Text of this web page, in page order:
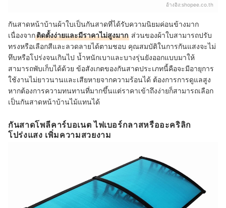
อ้างอิง:shopee.co.th
กันสาดหน้าบ้านผ้าใบเป็นกันสาดที่ได้รับความนิยมค่อนข้างมาก
เนื่องจากติดตั้งง่ายและมีราคาไม่สูงมาก ส่วนของผ้าใบสามารถปรับ
ทรงหรือเลือกสีและลวดลายได้ตามชอบ คุณสมบัติในการกันแสงจะไม่
ทึบหรือโปร่งจนเกินไป น้ำหนักเบาและบางรุ่นยังออกแบบมาให้
สามารถพับเก็บได้ด้วย ข้อสังเกตของกันสาดประเภทนี้คือจะมีอายุการ
ใช้งานไม่ยาวนานและเสียหายจากความร้อนได้ ต้องการการดูแลสูง
หากต้องการความทนทานที่มากขึ้นแต่ราคาเข้าถึงง่ายก็สามารถเลือก
เป็นกันสาดหน้าบ้านไม้แทนได้
กันสาดโพลีคาร์บอเนต ไฟเบอร์กลาสหรืออะคริลิก
โปร่งแสง เพิ่มความสวยงาม